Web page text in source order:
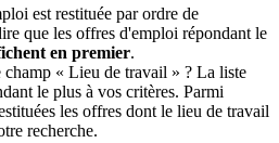
est restituée par ordre de
que les offres d'emploi répondant le
en premier.
champ « Lieu de travail » ? La liste
le plus à vos critères. Parmi
les offres dont le lieu de travail
recherche.